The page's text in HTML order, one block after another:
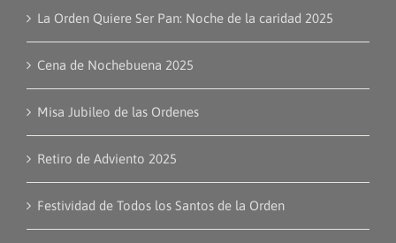
La Orden Quiere Ser Pan: Noche de la caridad 2025
Cena de Nochebuena 2025
Misa Jubileo de las Ordenes
Retiro de Adviento 2025
Festividad de Todos los Santos de la Orden